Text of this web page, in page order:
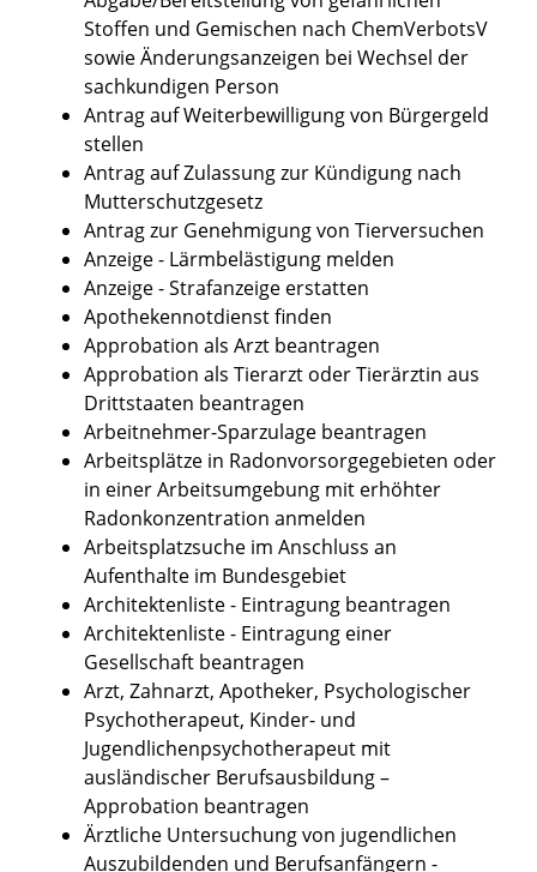
Stoffen und Gemischen nach ChemVerbotsV
sowie Änderungsanzeigen bei Wechsel der
sachkundigen Person
Antrag auf Weiterbewilligung von Bürgergeld
stellen
Antrag auf Zulassung zur Kündigung nach
Mutterschutzgesetz
Antrag zur Genehmigung von Tierversuchen
Anzeige - Lärmbelästigung melden
Anzeige - Strafanzeige erstatten
Apothekennotdienst finden
Approbation als Arzt beantragen
Approbation als Tierarzt oder Tierärztin aus
Drittstaaten beantragen
Arbeitnehmer-Sparzulage beantragen
Arbeitsplätze in Radonvorsorgegebieten oder
in einer Arbeitsumgebung mit erhöhter
Radonkonzentration anmelden
Arbeitsplatzsuche im Anschluss an
Aufenthalte im Bundesgebiet
Architektenliste - Eintragung beantragen
Architektenliste - Eintragung einer
Gesellschaft beantragen
Arzt, Zahnarzt, Apotheker, Psychologischer
Psychotherapeut, Kinder- und
Jugendlichenpsychotherapeut mit
ausländischer Berufsausbildung –
Approbation beantragen
Ärztliche Untersuchung von jugendlichen
Auszubildenden und Berufsanfängern -